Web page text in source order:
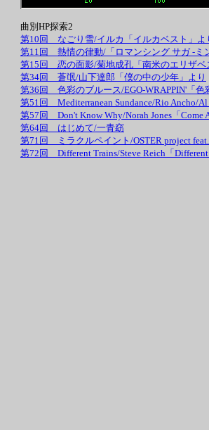
曲別HP探索2
第10回 なごり雪/イルカ「イルカベスト」よ
第11回 熱情の律動/「ロマンシング サガ -ミ
第15回 恋の面影/菊地成孔「南米のエリザベ
第34回 蒼氓/山下達郎「僕の中の少年」より
第36回 色彩のブルース/EGO-WRAPPIN'「色
第51回 Mediterranean Sundance/Rio Ancho/
第57回 Don't Know Why/Norah Jones「Come
第64回 はじめて/一青窈
第71回 ミラクルペイント/OSTER project
第72回 Different Trains/Steve Reich「Different